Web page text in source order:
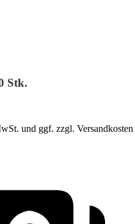
Stk.
und ggf. zzgl. Versandkosten